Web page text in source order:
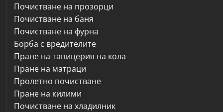
Почистване на прозорци
Почистване на баня
Почистване на фурна
Борба с вредителите
Пране на тапицерия на кола
Пране на матраци
Пролетно почистване
Пране на килими
Почистване на хладилник